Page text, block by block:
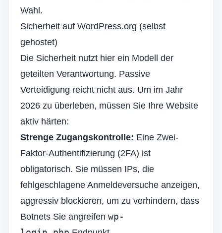
Wahl.
Sicherheit auf WordPress.org (selbst
gehostet)
Die Sicherheit nutzt hier ein Modell der
geteilten Verantwortung. Passive
Verteidigung reicht nicht aus. Um im Jahr
2026 zu überleben, müssen Sie Ihre Website
aktiv härten:
Strenge Zugangskontrolle: Eine Zwei-
Faktor-Authentifizierung (2FA) ist
obligatorisch. Sie müssen IPs, die
fehlgeschlagene Anmeldeversuche anzeigen,
aggressiv blockieren, um zu verhindern, dass
Botnets Sie angreifen wp-